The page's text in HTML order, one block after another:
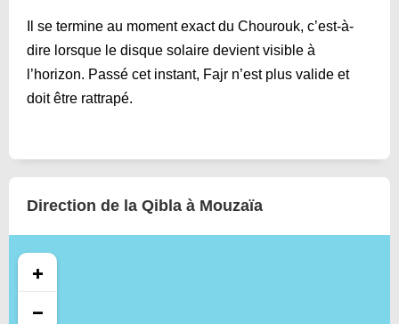
Il se termine au moment exact du Chourouk, c’est-à-
dire lorsque le disque solaire devient visible à
l’horizon. Passé cet instant, Fajr n’est plus valide et
doit être rattrapé.
Direction de la Qibla à Mouzaïa
+
−